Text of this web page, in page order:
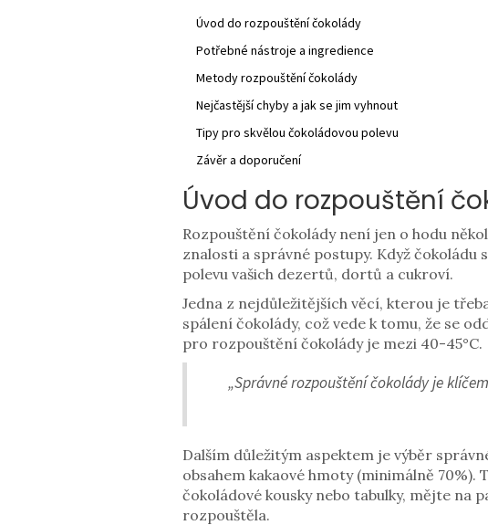
Úvod do rozpouštění čokolády
Potřebné nástroje a ingredience
Metody rozpouštění čokolády
Nejčastější chyby a jak se jim vyhnout
Tipy pro skvělou čokoládovou polevu
Závěr a doporučení
Úvod do rozpouštění
Rozpouštění čokolády není jen o hodu
znalosti a správné postupy. Když
polevu vašich dezertů, dortů a cukroví.
Jedna z nejdůležitějších věcí, kterou je
spálení čokolády, což vede k tomu, že se
pro rozpouštění čokolády je mezi 40-45°C.
„Správné rozpouštění čokolády je
Dalším důležitým aspektem je výběr
obsahem kakaové hmoty (minimálně
čokoládové kousky nebo tabulky, mějte na
rozpouštěla.